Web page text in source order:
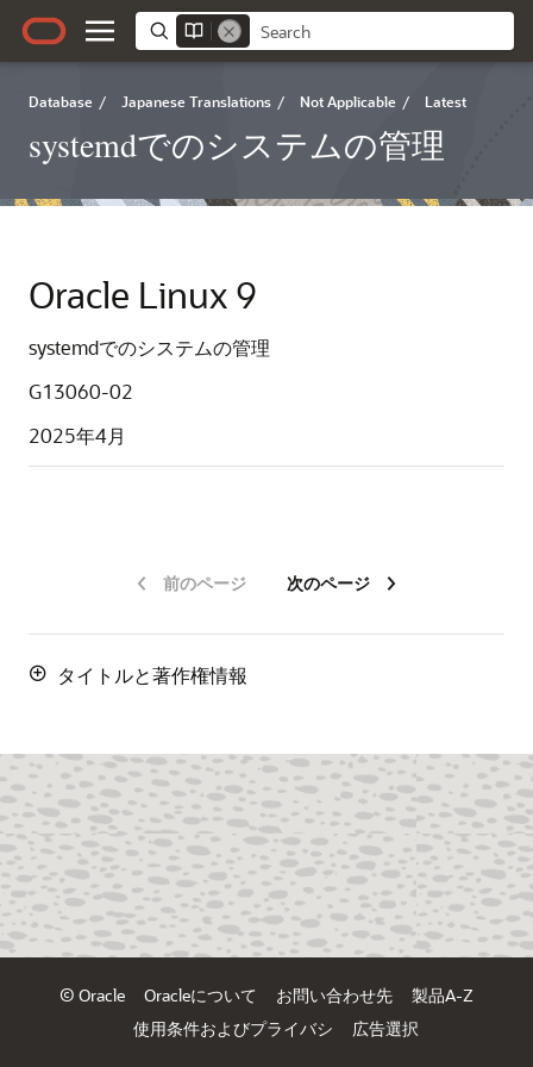
Database / Japanese Translations / Not Applicable / Latest
systemdでのシステムの管理
Oracle Linux 9
systemdでのシステムの管理
G13060-02
2025年4月
前のページ 次のページ
タイトルと著作権情報
© Oracle Oracleについて お問い合わせ先
製品A-Z
使用条件およびプライバシ
広告選択